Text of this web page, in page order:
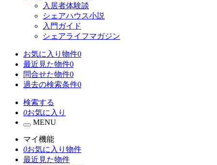
入居者体験談
シェアハウス小説
入門ガイド
シェアライフマガジン
お気に入り物件0
最近見た物件0
問合せた物件0
過去の検索条件0
検索する
0お気に入り
MENU
マイ機能
0お気に入り物件
最近見た物件